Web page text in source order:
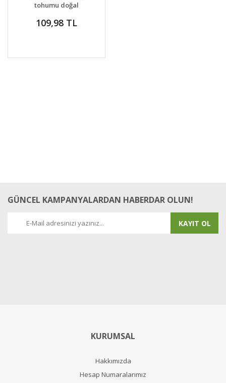
tohumu doğal
109,98 TL
GÜNCEL KAMPANYALARDAN HABERDAR OLUN!
KAYIT OL
KURUMSAL
Hakkımızda
Hesap Numaralarımız